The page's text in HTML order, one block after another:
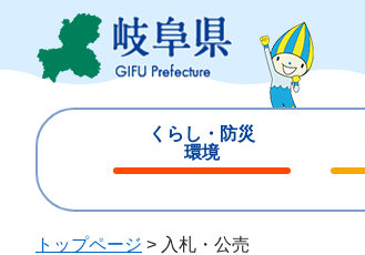
ジ
ュ
くらし・防災
環境
じ
じ
トップページ > 入札・公売